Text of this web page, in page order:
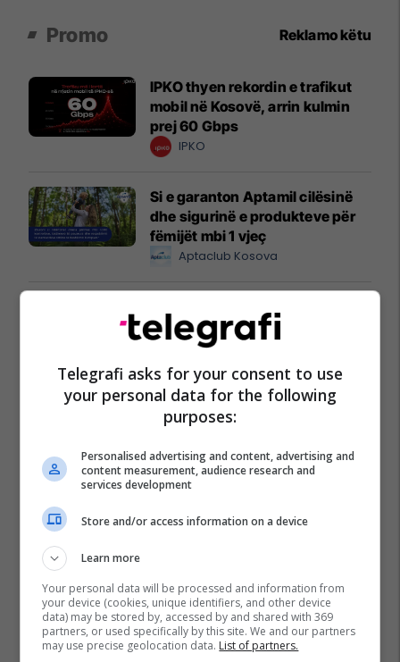
Promo Reklamo këtu
IPKO thyen rekordin e trafikut
mobil në Kosovë, arrin kulmin
prej 60 Gbps
IPKO
Si e garanton Aptamil cilësinë
dhe sigurinë e produkteve për
fëmijët mbi 1 vjeç
Aptaclub Kosova
2026 me energjinë e Shell-it
Sunny Hill Festival
Një shtëpi në Kosovë - për ju
dhe familjen tuaj
Telegrafi asks for your consent to use
your personal data for the following
purposes:
Personalised advertising and content, advertising and
content measurement, audience research and
services development
Store and/or access information on a device
Learn more
Your personal data will be processed and information from
your device (cookies, unique identifiers, and other device
data) may be stored by, accessed by and shared with 369
partners, or used specifically by this site. We and our partners
may use precise geolocation data. List of partners.